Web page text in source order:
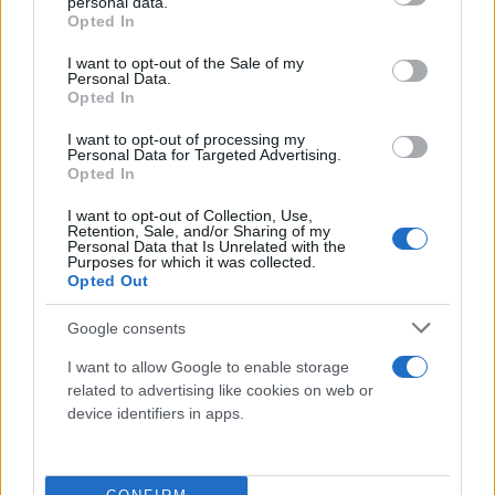
grant or deny consent to Google and its third-party tags to
use your data for below specified purposes in below Google
consent section.
Opted In
I want to opt-out of the Sale of my
Personal Data.
Opted In
I want to opt-out of processing my
Personal Data for Targeted Advertising.
Opted In
I want to opt-out of Collection, Use,
Retention, Sale, and/or Sharing of my
Personal Data that Is Unrelated with the
Purposes for which it was collected.
Opted Out
Google consents
I want to allow Google to enable storage
related to advertising like cookies on web or
device identifiers in apps.
κατά το άρθρο 67 του ν. 4172/2013 ή ένας εκ των
δύο, σε περίπτωση χωριστής δήλωσης, κατά την
περ. β’ της παρ.4 του άρθρου 67 του ν. 4172/2013.
Οι δικαιούχοι προκύπτουν κατόπιν κλήρωσης από
τον φορέα υλοποίησης μετά το πέρας της
ημερομηνίας λήξης των υποβολών αιτήσεων και τα
αποτελέσματα αναρτήθηκαν στην ιστοσελίδα του
προγράμματος.
Ποιος θεωρείται «ωφελούμενος» του
δικαιούχου;
«Ωφελούμενοι» του δικαιούχου θεωρούνται:
α) τα ενήλικα τέκνα του δικαιούχου που